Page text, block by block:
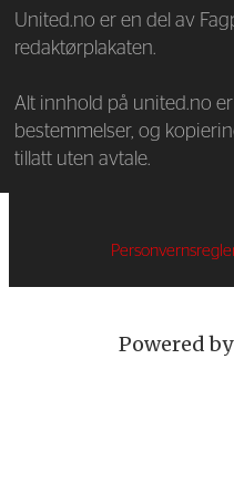
United.no er en del av
redaktørplakaten.
Alt innhold på united.no
bestemmelser, og
tillatt uten avtale.
Powered